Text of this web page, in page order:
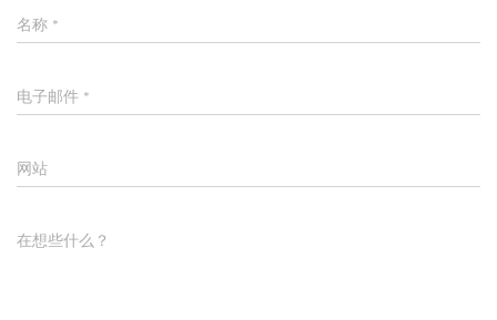
名称 *
电子邮件 *
网站
在想些什么？